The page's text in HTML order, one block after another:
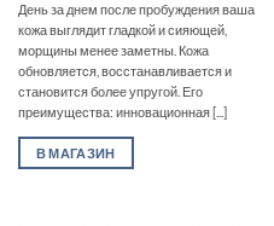
День за днем после пробуждения ваша
кожа выглядит гладкой и сияющей,
морщины менее заметны. Кожа
обновляется, восстанавливается и
становится более упругой. Его
преимущества: инновационная [...]
В МАГАЗИН